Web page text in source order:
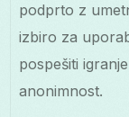
podprto z
izbiro za
pospešiti
anonimnost.